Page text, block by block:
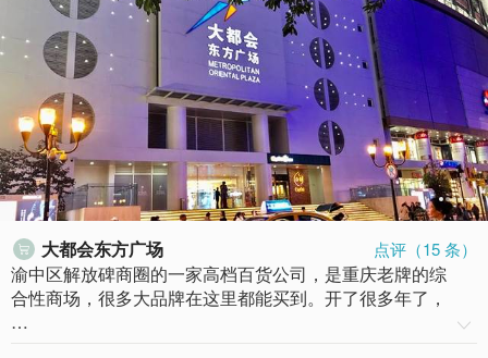
 大都会东方广场 点评（15条）
渝中区解放碑商圈的一家高档百货公司，是重庆老牌的综
合性商场，很多大品牌在这里都能买到。开了很多年了，
…
